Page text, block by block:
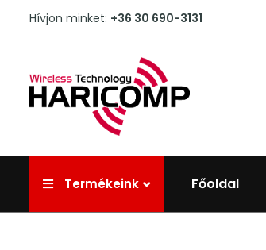
Hívjon minket: +36 30 690-3131
Termékeink Főoldal